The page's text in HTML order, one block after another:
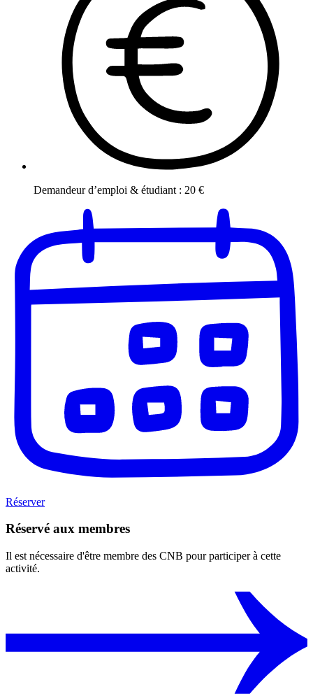
Demandeur d’emploi & étudiant : 20 €
Réserver
Réservé aux membres
Il est nécessaire d'être membre des CNB pour participer à cette
activité.